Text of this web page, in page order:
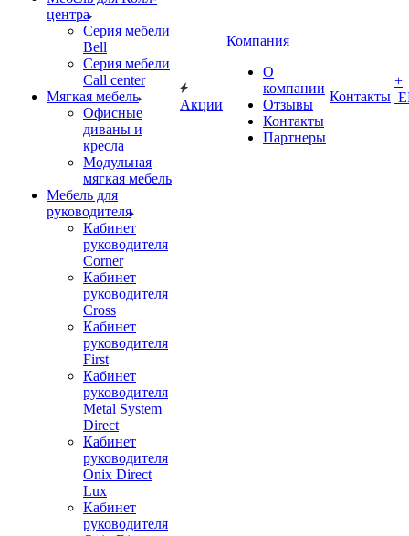
центра
Серия мебели
Bell
Серия мебели
Call center
Мягкая мебель
Офисные
диваны и
кресла
Модульная
мягкая мебель
Мебель для
руководителя
Кабинет
руководителя
Corner
Кабинет
руководителя
Cross
Кабинет
руководителя
First
Кабинет
руководителя
Metal System
Direct
Кабинет
руководителя
Onix Direct
Lux
Кабинет
руководителя
Акции
Компания
О
компании
Отзывы
Контакты
Партнеры
Контакты
+